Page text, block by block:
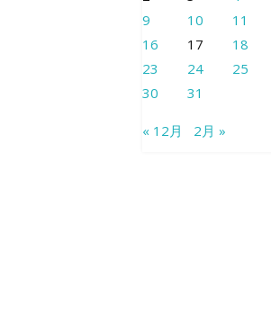
9
10 11
16
17 18
23
24 25
30
31
« 12月 2月 »